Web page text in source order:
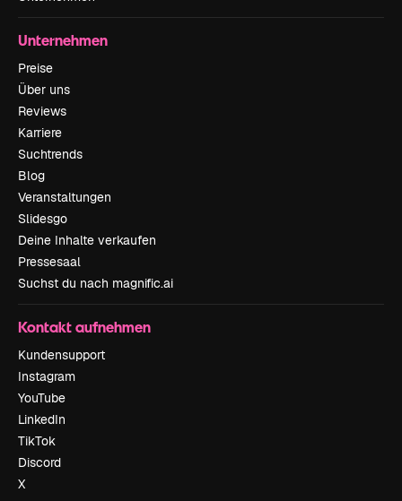
Unternehmen
Preise
Über uns
Reviews
Karriere
Suchtrends
Blog
Veranstaltungen
Slidesgo
Deine Inhalte verkaufen
Pressesaal
Suchst du nach magnific.ai
Kontakt aufnehmen
Kundensupport
Instagram
YouTube
LinkedIn
TikTok
Discord
X